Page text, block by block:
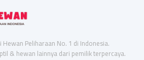
Peliharaan No. 1 di Indonesia.
& hewan lainnya dari pemilik terpercaya.